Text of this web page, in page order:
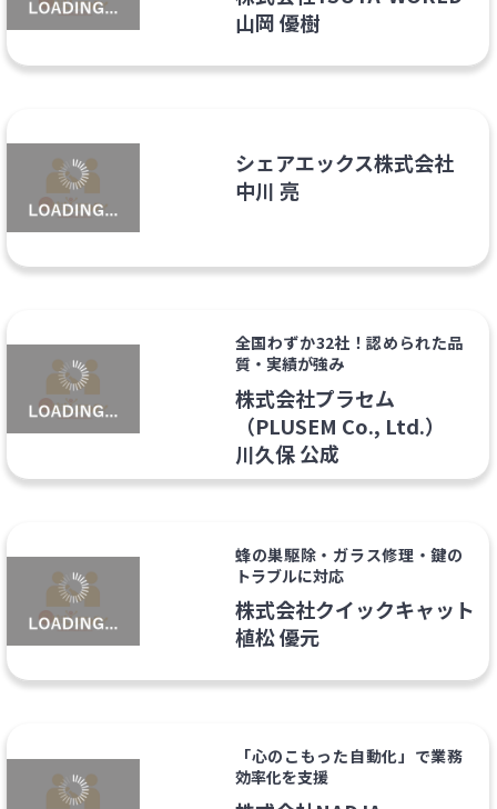
山岡 優樹
シェアエックス株式会社
中川 亮
全国わずか32社！認められた品
質・実績が強み
株式会社プラセム
（PLUSEM Co., Ltd.）
川久保 公成
蜂の巣駆除・ガラス修理・鍵の
トラブルに対応
株式会社クイックキャット
植松 優元
「心のこもった自動化」で業務
効率化を支援